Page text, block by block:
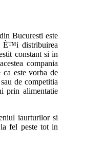
Bucuresti este
È™i distribuirea
constant si in
compania
este vorba de
de competitia
prin alimentatie
iaurturilor si
fel peste tot in